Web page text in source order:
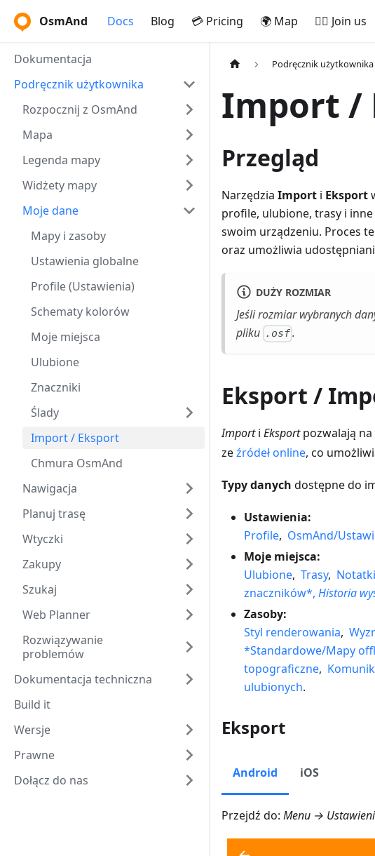
OsmAnd Docs Blog 💳 Pricing 🌍 Map 🚵‍♂️ Join us
Dokumentacja
Podręcznik użytkownika
Rozpocznij z OsmAnd
Mapa
Legenda mapy
Widżety mapy
Moje dane
Mapy i zasoby
Ustawienia globalne
Profile (Ustawienia)
Schematy kolorów
Moje miejsca
Ulubione
Znaczniki
Ślady
Import / Eksport
Chmura OsmAnd
Nawigacja
Planuj trasę
Wtyczki
Zakupy
Szukaj
Web Planner
Rozwiązywanie
problemów
Dokumentacja techniczna
Build it
Wersje
Prawne
Dołącz do nas
Podręcznik użytkownika
Import /
Przegląd
Narzędzia Import i Eksport
profile, ulubione, trasy i
swoim urządzeniu. Proces
oraz umożliwia
DUŻY ROZMIAR
Jeśli rozmiar wybranych
pliku .osf.
Eksport /
Importi Eksportpozwalają na
zeźródeł online, co
Typy danych dostępne do
Ustawienia:
Profile, OsmAnd/
Moje miejsca:
Ulubione, Trasy,
znaczników*, Historia
Zasoby:
Styl renderowania,
*Standardowe/Mapy
topograficzne,
ulubionych.
Eksport
Android iOS
Przejdź do: Menu →